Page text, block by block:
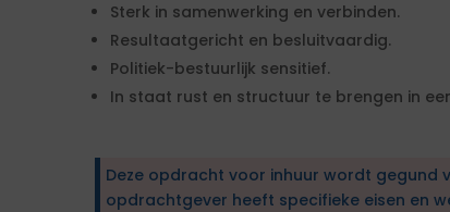
Sterk in samenwerking en verbinden.
Resultaatgericht en besluitvaardig.
Politiek-bestuurlijk sensitief.
In staat rust en structuur te brengen in
Deze opdracht voor inhuur wordt gegund
opdrachtgever heeft specifieke eisen en